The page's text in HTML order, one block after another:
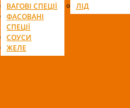
ВАГОВІ СПЕЦІЇ
ФАСОВАНІ
СПЕЦІЇ
СОУСИ
ЖЕЛЕ
ЛІД